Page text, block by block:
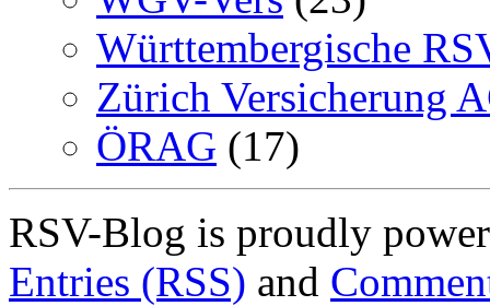
Württembergische
Zürich Versicherung
ÖRAG (17)
RSV-Blog is proudly
Entries (RSS) and